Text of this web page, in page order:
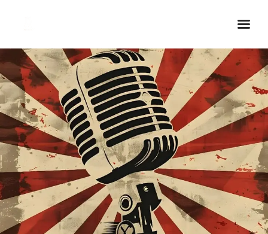
Inicio Real FM
Streaming
En Vivo
Descarga La APP
Programas
Noticias
Equipo
Sobre Nosotros